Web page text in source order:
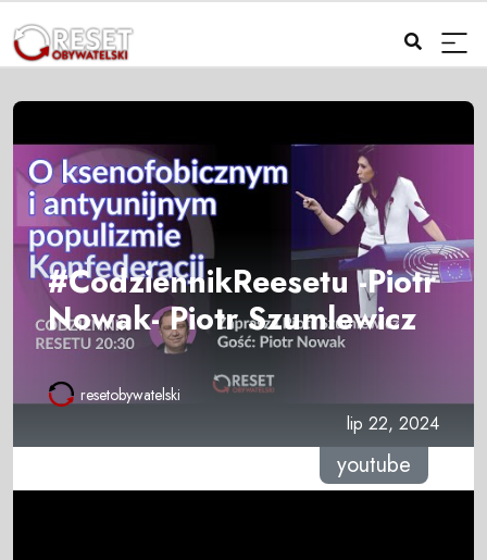
#CodziennikReesetu -Piotr
Nowak- Piotr Szumlewicz
resetobywatelski
lip 22, 2024
youtube